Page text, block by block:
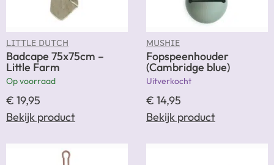
LITTLE DUTCH
Badcape 75x75cm –
Little Farm
Op voorraad
€ 19,95
Bekijk product
MUSHIE
Fopspeenhouder
(Cambridge blue)
Uitverkocht
€ 14,95
Bekijk product